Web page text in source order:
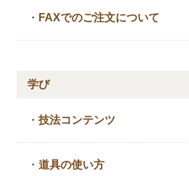
・ FAXでのご注文について
学び
・技法コンテンツ
・道具の使い方